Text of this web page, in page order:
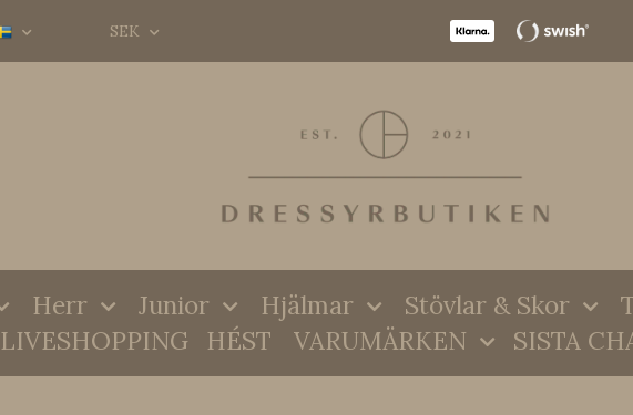
SEK
Herr Junior Hjälmar Stövlar & Skor
LIVESHOPPING HÉST VARUMÄRKEN SISTA